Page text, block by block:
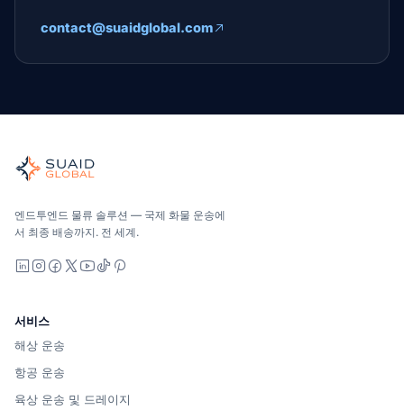
contact@suaidglobal.com
글로벌 해양, 항공, 육상, 통관 및 창고 관리를 위한 독립적인
해양, 항공 및 지상 — 운송업체 중립적으로 비교하고, 견적을
엔드투엔드 물류 솔루션 — 국제 화물 운송에
서 최종 배송까지. 전 세계.
LinkedIn
Instagram
Facebook
X YouTube
TikTok
서비스
해상 운송
항공 운송
육상 운송 및 드레이지